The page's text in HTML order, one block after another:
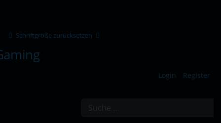
Schriftgröße zurücksetzen
Login Register